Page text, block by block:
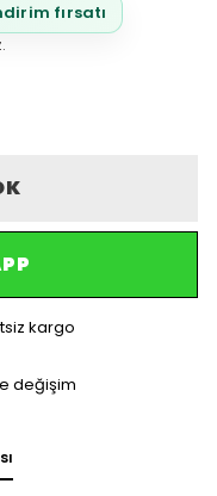
fırsatı
kargo
değişim